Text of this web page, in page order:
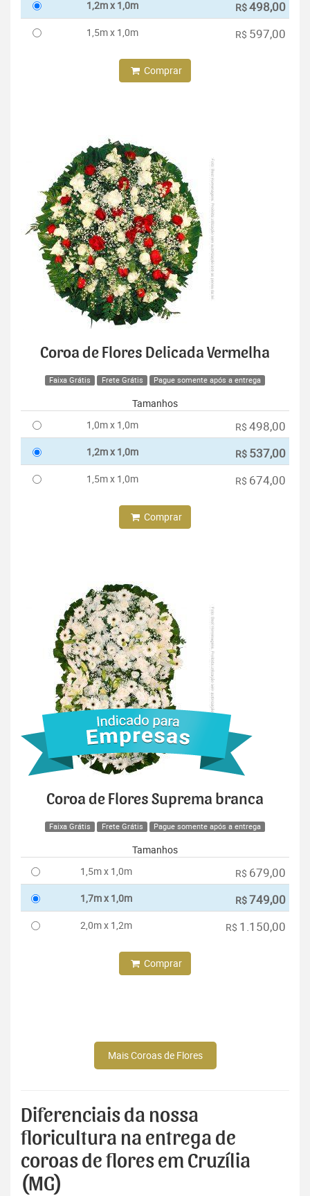
1,2m x 1,0m R$498,00
1,5m x 1,0m R$ 597,00
Comprar
Coroa de Flores Delicada Vermelha
Faixa Grátis Frete Grátis Pague somente após a entrega
Tamanhos
1,0m x 1,0m
R$ 498,00
1,2m x 1,0m R$ 537,00
1,5m x 1,0m R$ 674,00
Comprar
Coroa de Flores Suprema branca
Faixa Grátis Frete Grátis Pague somente após a entrega
Tamanhos
1,5m x 1,0m
R$ 679,00
1,7m x 1,0m R$749,00
2,0m x 1,2m R$ 1.150,00
Comprar
Mais Coroas de Flores
Diferenciais da nossa
floricultura na entrega de
coroas de flores em Cruzília
(MG)